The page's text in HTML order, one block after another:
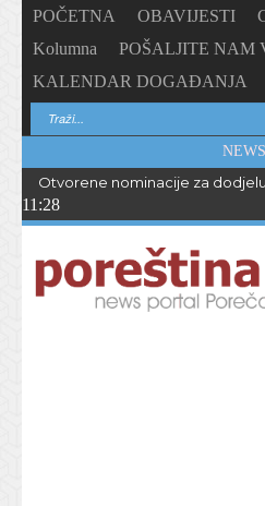
POČETNA OBAVIJESTI
Kolumna
POŠALJITE NAM
KALENDAR DOGAĐANJA
NEWS
Otvorene nominacije za
11:28